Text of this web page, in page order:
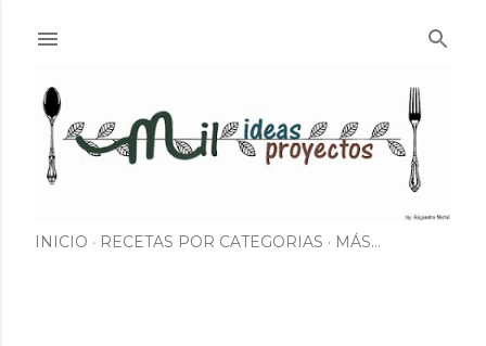
INICIO RECETAS POR CATEGORIAS MÁS…